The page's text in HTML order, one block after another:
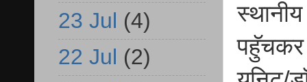
स्थानीय
पहुॅचकर
23 Jul (4)
22 Jul (2)